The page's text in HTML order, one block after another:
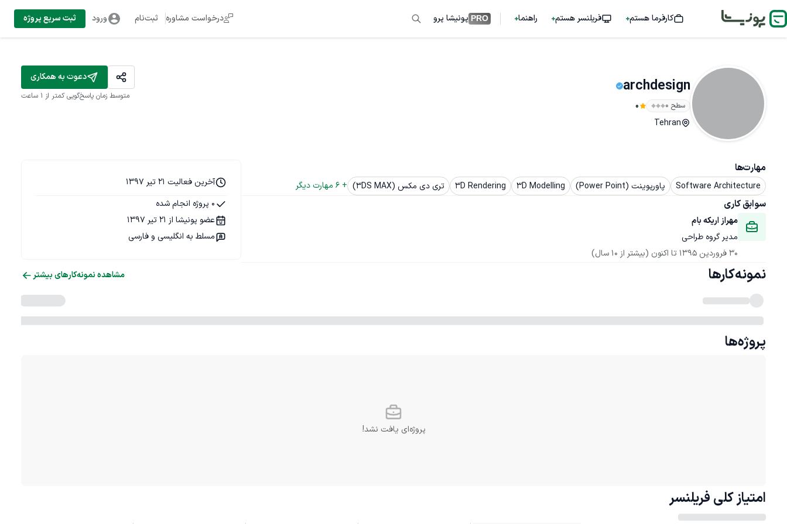
کارفرما هستم فریلنسر هستم راهنما PRO پونیشا پرو درخواست مشاوره ثبت‌نام ورود ثبت سریع پروژه
archdesign
سطح ۰ 0
Tehran
دعوت به همکاری
متوسط زمان پاسخ‌گویی کمتر از 1 ساعت
مهارت‌ها
Software Architecture پاورپوینت (Power Point) 3D Modelling
3D Rendering تری دی مکس (3DS MAX) +
6 مهارت دیگر
سوابق کاری
مهراز اریکه بام
مدیر گروه طراحی
30 فروردین 1395
تا اکنون (بیشتر از 10 سال)
آخرین فعالیت 21 تیر 1397
0 پروژه انجام شده
عضو پونیشا از 21 تیر 1397
مسلط به انگلیسی و فارسی
نمونه‌کارها مشاهده نمونه‌کارهای بیشتر
پروژه‌ها
پروژه‌ای یافت نشد!
امتیاز کلی فریلنسر